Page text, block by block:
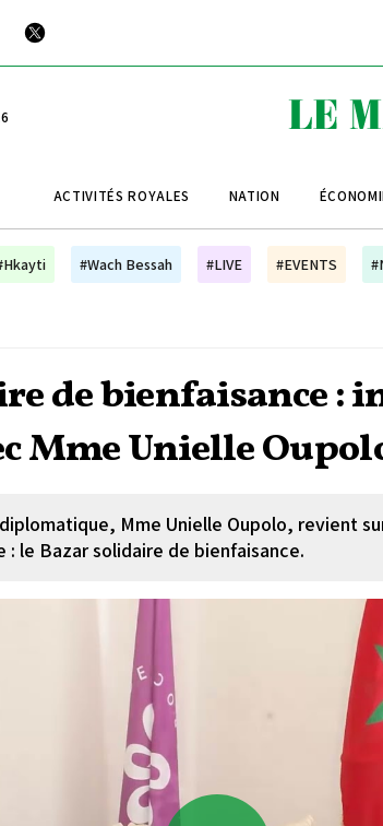
ACTIVITÉS ROYALES NATION
#Wach Bessah #LIVE #EVENTS
de bienfaisance :
Mme Unielle
Mme Unielle Oupolo, revient
le Bazar solidaire de bienfaisance.